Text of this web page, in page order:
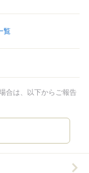
覧
合は、以下からご報告